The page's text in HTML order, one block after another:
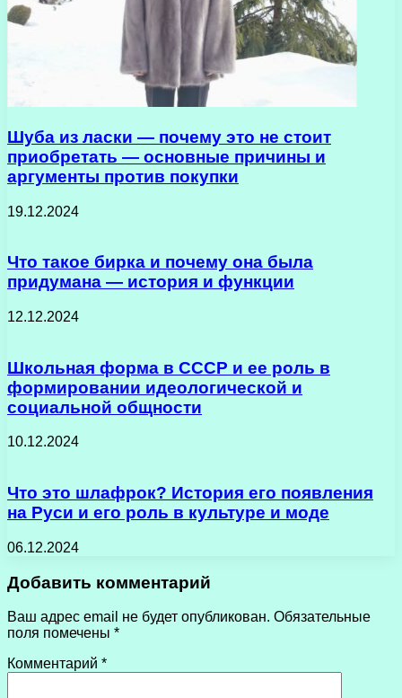
Шуба из ласки — почему это не стоит
приобретать — основные причины и
аргументы против покупки
19.12.2024
Что такое бирка и почему она была
придумана — история и функции
12.12.2024
Школьная форма в СССР и ее роль в
формировании идеологической и
социальной общности
10.12.2024
Что это шлафрок? История его появления
на Руси и его роль в культуре и моде
06.12.2024
Добавить комментарий
Ваш адрес email не будет опубликован. Обязательные
поля помечены *
Комментарий *